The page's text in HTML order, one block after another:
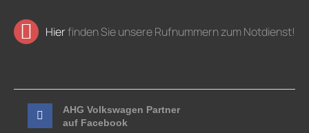
Hierfinden Sie unsere Rufnummern zum Notdienst!
AHG Volkswagen Partner
auf Facebook